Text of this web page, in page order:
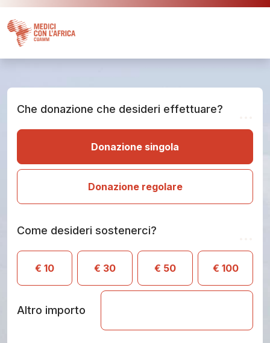
Che donazione che desideri effettuare?
Donazione singola
Donazione regolare
Come desideri sostenerci?
€ 10 € 30 € 50 € 100
Altro importo